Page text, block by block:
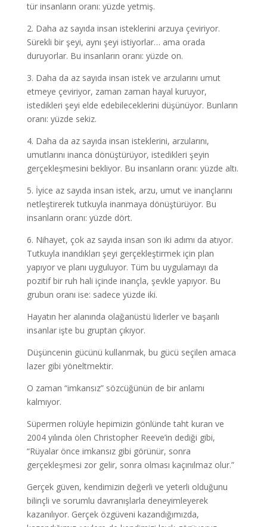
tür insanların oranı: yüzde yetmiş.
2. Daha az sayıda insan isteklerini arzuya çeviriyor.
Sürekli bir şeyi, aynı şeyi istiyorlar… ama orada
duruyorlar. Bu insanların oranı: yüzde on.
3. Daha da az sayıda insan istek ve arzularını umut
etmeye çeviriyor, zaman zaman hayal kuruyor,
istedikleri şeyi elde edebileceklerini düşünüyor. Bunların
oranı: yüzde sekiz.
4. Daha da az sayıda insan isteklerini, arzularını,
umutlarını inanca dönüştürüyor, istedikleri şeyin
gerçekleşmesini bekliyor. Bu insanların oranı: yüzde altı.
5. İyice az sayıda insan istek, arzu, umut ve inançlarını
netleştirerek tutkuyla inanmaya dönüştürüyor. Bu
insanların oranı: yüzde dört.
6. Nihayet, çok az sayıda insan son iki adımı da atıyor.
Tutkuyla inandıkları şeyi gerçekleştirmek için plan
yapıyor ve planı uyguluyor. Tüm bu uygulamayı da
pozitif bir ruh hali içinde inançla, şevkle yapıyor. Bu
grubun oranı ise: sadece yüzde iki.
Hayatın her alanında olağanüstü liderler ve başarılı
insanlar işte bu gruptan çıkıyor.
Düşüncenin gücünü kullanmak, bu gücü seçilen amaca
lazer gibi yöneltmektir.
O zaman “imkansız” sözcüğünün de bir anlamı
kalmıyor.
Süpermen rolüyle hepimizin gönlünde taht kuran ve
2004 yılında ölen Christopher Reeve’in dediği gibi,
“Rüyalar önce imkansız gibi görünür, sonra
gerçekleşmesi zor gelir, sonra olması kaçınılmaz olur.”
Gerçek güven, kendimizin değerli ve yeterli olduğunu
bilinçli ve sorumlu davranışlarla deneyimleyerek
kazanılıyor. Gerçek özgüveni kazandığımızda,